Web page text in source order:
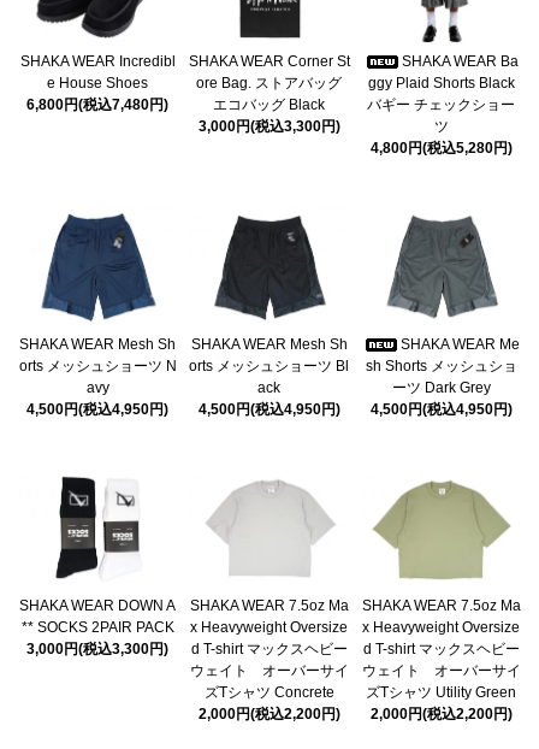
SHAKA WEAR Incredibl
e House Shoes
6,800円(税込7,480円)
SHAKA WEAR Corner St
ore Bag. ストアバッグ
エコバッグ Black
3,000円(税込3,300円)
SHAKA WEAR Ba
ggy Plaid Shorts Black
バギー チェックショー
ツ
4,800円(税込5,280円)
SHAKA WEAR Mesh Sh
orts メッシュショーツ N
avy
4,500円(税込4,950円)
SHAKA WEAR Mesh Sh
orts メッシュショーツ Bl
ack
4,500円(税込4,950円)
SHAKA WEAR Me
sh Shorts メッシュショ
ーツ Dark Grey
4,500円(税込4,950円)
SHAKA WEAR DOWN A
** SOCKS 2PAIR PACK
3,000円(税込3,300円)
SHAKA WEAR 7.5oz Ma
x Heavyweight Oversize
d T-shirt マックスヘビー
ウェイト オーバーサイ
ズTシャツ Concrete
2,000円(税込2,200円)
SHAKA WEAR 7.5oz Ma
x Heavyweight Oversize
d T-shirt マックスヘビー
ウェイト オーバーサイ
ズTシャツ Utility Green
2,000円(税込2,200円)